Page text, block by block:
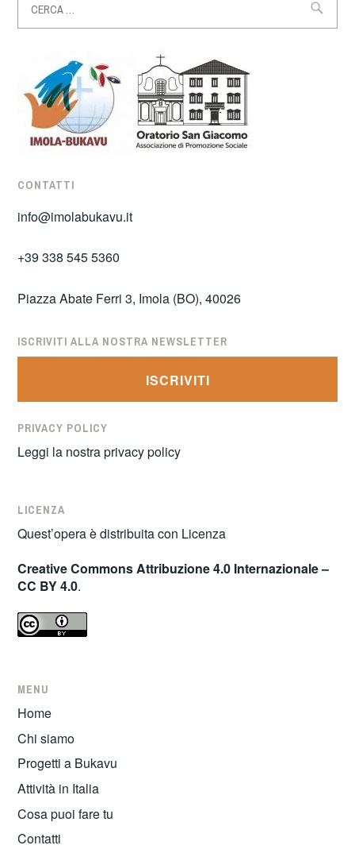
per:
CONTATTI
info@imolabukavu.it
+39 338 545 5360
Piazza Abate Ferri 3, Imola (BO), 40026
ISCRIVITI ALLA NOSTRA NEWSLETTER
ISCRIVITI
PRIVACY POLICY
Leggi la nostraprivacy policy
LICENZA
Quest’opera è distribuita con Licenza
Creative Commons Attribuzione 4.0 Internazionale –
CC BY 4.0.
MENU
Home
Chi siamo
Progetti a Bukavu
Attività in Italia
Cosa puoi fare tu
Contatti